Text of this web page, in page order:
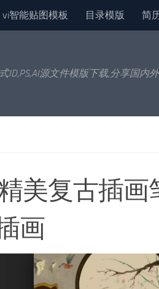
vi智能贴图模板 目录模版 简
ID,PS,AI源文件模版下载,分享国内
美复古插画
画